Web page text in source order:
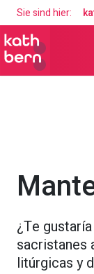
Sie sind hier:
¿Te
sacristanes
litúrgicas y